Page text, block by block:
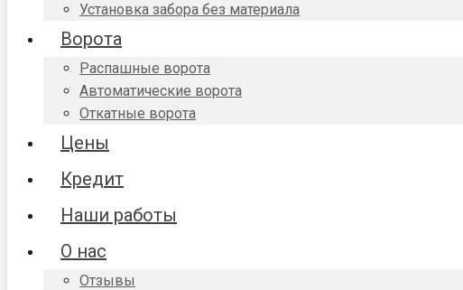
Установка забора без материала
Ворота
Распашные ворота
Автоматические ворота
Откатные ворота
Цены
Кредит
Наши работы
О нас
Отзывы